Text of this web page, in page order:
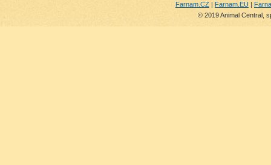
Farnam.CZ | Farnam.EU |
© 2019 Animal Central,